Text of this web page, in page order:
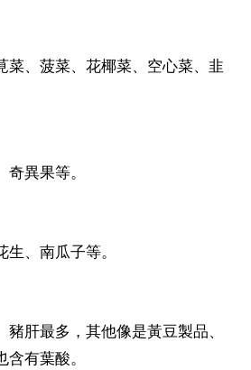
菜、菠菜、花椰菜、空心菜、韭
異果等。
、南瓜子等。
肝最多，其他像是黃豆製品、
有葉酸。